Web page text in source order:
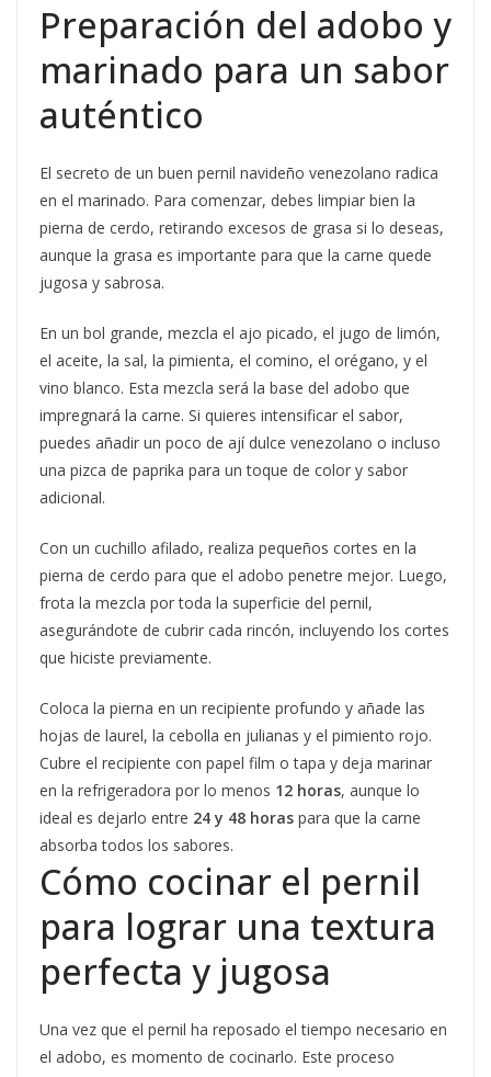
Preparación del adobo y
marinado para un sabor
auténtico
El secreto de un buen pernil navideño venezolano radica
en el marinado. Para comenzar, debes limpiar bien la
pierna de cerdo, retirando excesos de grasa si lo deseas,
aunque la grasa es importante para que la carne quede
jugosa y sabrosa.
En un bol grande, mezcla el ajo picado, el jugo de limón,
el aceite, la sal, la pimienta, el comino, el orégano, y el
vino blanco. Esta mezcla será la base del adobo que
impregnará la carne. Si quieres intensificar el sabor,
puedes añadir un poco de ají dulce venezolano o incluso
una pizca de paprika para un toque de color y sabor
adicional.
Con un cuchillo afilado, realiza pequeños cortes en la
pierna de cerdo para que el adobo penetre mejor. Luego,
frota la mezcla por toda la superficie del pernil,
asegurándote de cubrir cada rincón, incluyendo los cortes
que hiciste previamente.
Coloca la pierna en un recipiente profundo y añade las
hojas de laurel, la cebolla en julianas y el pimiento rojo.
Cubre el recipiente con papel film o tapa y deja marinar
en la refrigeradora por lo menos 12 horas, aunque lo
ideal es dejarlo entre 24 y 48 horas para que la carne
absorba todos los sabores.
Cómo cocinar el pernil
para lograr una textura
perfecta y jugosa
Una vez que el pernil ha reposado el tiempo necesario en
el adobo, es momento de cocinarlo. Este proceso